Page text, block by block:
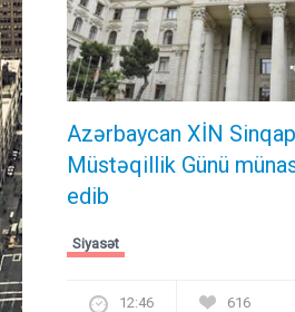
Azərbaycan XİN
Müstəqillik Günü
edib
Siyasət
12:46 616